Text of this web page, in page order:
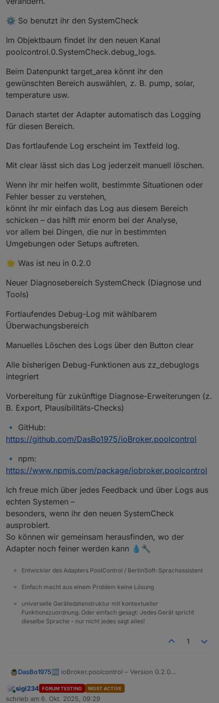
⚙️ So benutzt ihr den SystemCheck
Im Objektbaum findet ihr den neuen Kanal
poolcontrol.0.SystemCheck.debug_logs.
Beim Datenpunkt target_area könnt ihr den
gewünschten Bereich auswählen, z. B. pump, solar,
temperature usw.
Danach startet der Adapter automatisch das Logging
für diesen Bereich.
Das fortlaufende Log erscheint im Textfeld log.
Mit clear lässt sich das Log jederzeit manuell löschen.
Wenn ihr mir helfen wollt, bestimmte Situationen oder
Fehler besser zu verstehen,
könnt ihr mir einfach das Log aus diesem Bereich
schicken – das hilft mir enorm bei der Analyse,
vor allem bei Dingen, die nur in bestimmten
Umgebungen oder Setups auftreten.
🌟 Was ist neu in 0.2.0
Neuer Diagnosebereich SystemCheck (Diagnose und
Tools)
Fortlaufendes Debug-Log mit wählbarem
Überwachungsbereich
Manuelles Löschen des Logs über den Button clear
Alle bisherigen Debug-Funktionen aus zz_debuglogs
integriert
Vorbereitung für zukünftige Diagnose-Erweiterungen (z.
B. Export, Plausibilitäts-Checks)
🔹 GitHub:
https://github.com/DasBo1975/ioBroker.poolcontrol
🔹 npm:
https://www.npmjs.com/package/iobroker.poolcontrol
Ich freue mich über jedes Feedback und über Logs aus
echten Systemen –
besonders, wenn ihr den neuen SystemCheck
ausprobiert.
So können wir gemeinsam herausfinden, wo der
Adapter noch feiner werden kann 💧🔧
Entwickler des Adapters PoolControl / BertinSoft-Sprachassistent
Einfach macht aus einem Problem keine Lösung
universelle Gerätedatenstruktur mit kontextueller
Funktionszuordnung. Oder einfach gesagt: Jedes Gerät spricht
dieselbe Sprache - nur nicht jedes sagt alles!
1
DasBo1975🆕 ioBroker.poolcontrol – Version 0.2.0
Ich habe soeben die neue Version 0.2.0 des
PoolControl-Adapters veröffentlicht.
Online
sigi234 FORUM TESTING MOST ACTIVE
schrieb am 6. Okt. 2025, 09:29